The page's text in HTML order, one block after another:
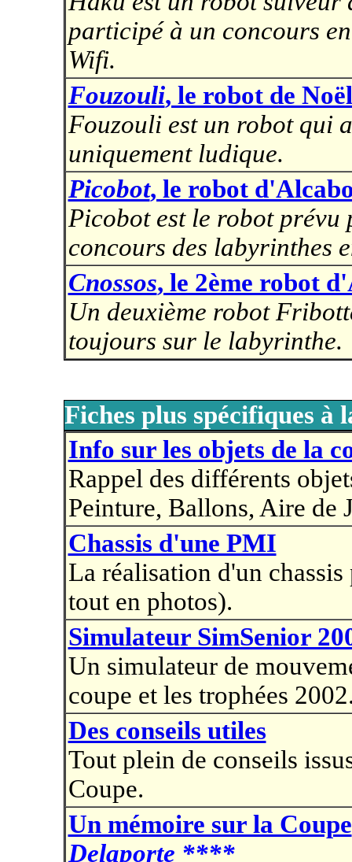
participé à un concours
Wifi.
Fouzouli, le robot de Noël
Fouzouli est un robot qui
uniquement ludique.
Picobot, le robot
Picobot est le robot
concours des labyrinthes
Cnossos, le 2ème robot
Un deuxième robot
toujours sur le labyrinthe.
Fiches plus spécifiques à
Info sur les objets de la
Rappel des différents
Peinture, Ballons, Aire de
Chassis d'une PMI
La réalisation d'un
tout en photos).
Simulateur SimSenior
Un simulateur de
coupe et les trophées
Des conseils utiles
Tout plein de conseils
Coupe.
Un mémoire sur la Coupe
Delaporte ****